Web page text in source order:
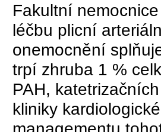
Fakultní
léčbu plicní
onemocnění
trpí zhruba 1 %
PAH,
kliniky